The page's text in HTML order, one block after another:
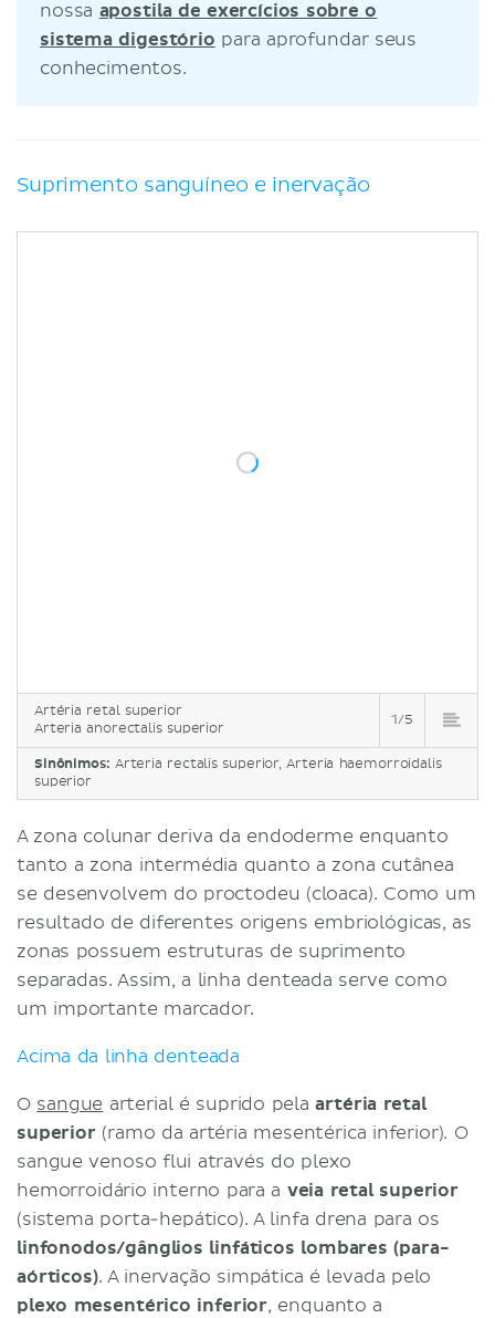
nossa apostila de exercícios sobre o
sistema digestório para aprofundar seus
conhecimentos.
Suprimento sanguíneo e inervação
Artéria retal superior
Arteria anorectalis superior
1/5
Sinônimos: Arteria rectalis superior, Arteria haemorroidalis
superior
A zona colunar deriva da endoderme enquanto
tanto a zona intermédia quanto a zona cutânea
se desenvolvem do proctodeu (cloaca). Como um
resultado de diferentes origens embriológicas, as
zonas possuem estruturas de suprimento
separadas. Assim, a linha denteada serve como
um importante marcador.
Acima da linha denteada
O sangue arterial é suprido pelaartéria retal
superior(ramo da artéria mesentérica inferior). O
sangue venoso flui através do plexo
hemorroidário interno para a veia retal superior
(sistema porta-hepático). A linfa drena para os
linfonodos/gânglios linfáticos lombares (para-
aórticos). A inervação simpática é levada pelo
plexo mesentérico inferior, enquanto a